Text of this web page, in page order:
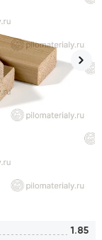
1.85